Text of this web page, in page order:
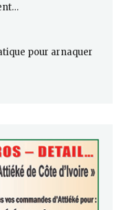
pour arnaquer